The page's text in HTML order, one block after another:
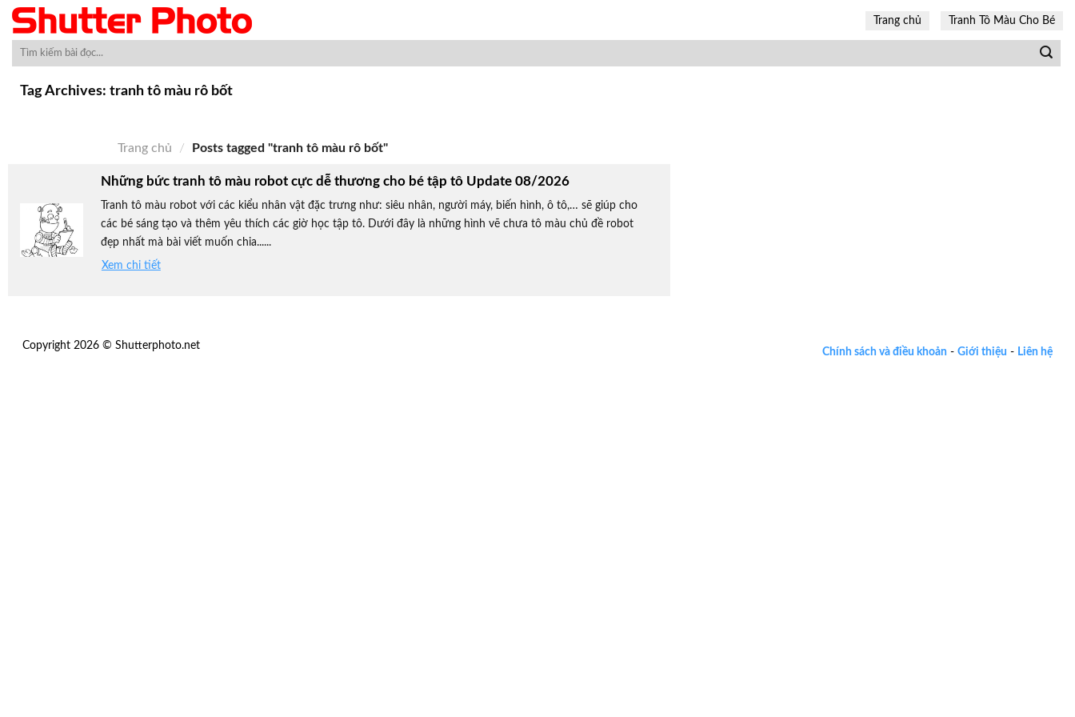
Skip
content
Trang chủ Tranh Tô Màu Cho Bé
Tag Archives:tranh tô màu rô bốt
Trang chủ / Posts tagged "tranh tô màu rô bốt"
Những bức tranh tô màu robot cực dễ thương cho bé tập tô Update 08/2026
Tranh tô màu robot với các kiểu nhân vật đặc trưng như: siêu nhân, người máy, biến hình, ô tô,… sẽ giúp cho
các bé sáng tạo và thêm yêu thích các giờ học tập tô. Dưới đây là những hình vẽ chưa tô màu chủ đề robot
đẹp nhất mà bài viết muốn chia......
Xem chi tiết
Chính sách và điều khoản - Giới thiệu - Liên hệ
Copyright 2026 © Shutterphoto.net